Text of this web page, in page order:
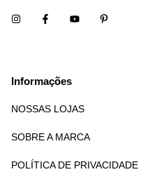
Informações
NOSSAS LOJAS
SOBRE A MARCA
POLÍTICA DE PRIVACIDADE